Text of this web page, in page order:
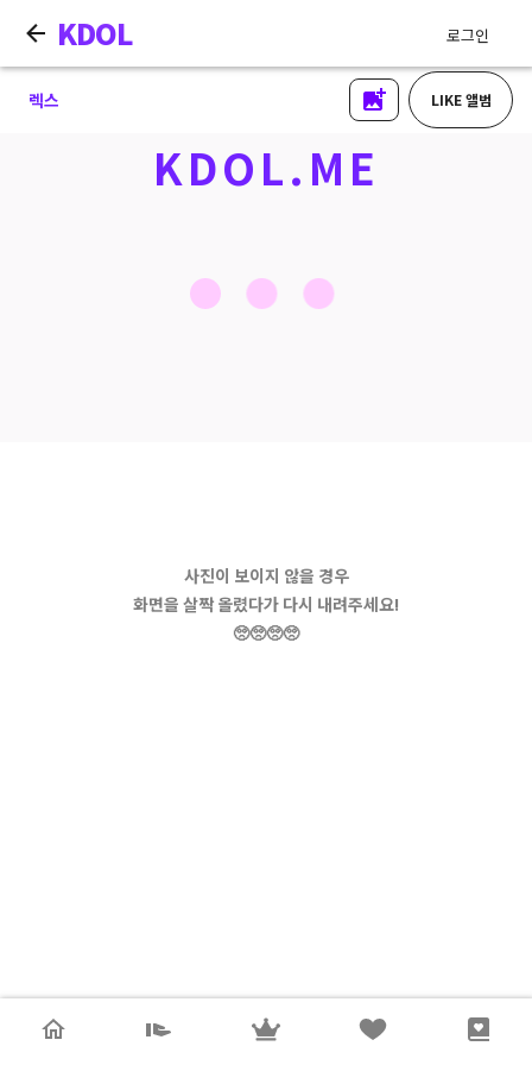
KDOL 로그인
렉스 LIKE 앨범
KDOL.ME
사진이 보이지 않을 경우
화면을 살짝 올렸다가 다시 내려주세요!
🥺🥺🥺🥺